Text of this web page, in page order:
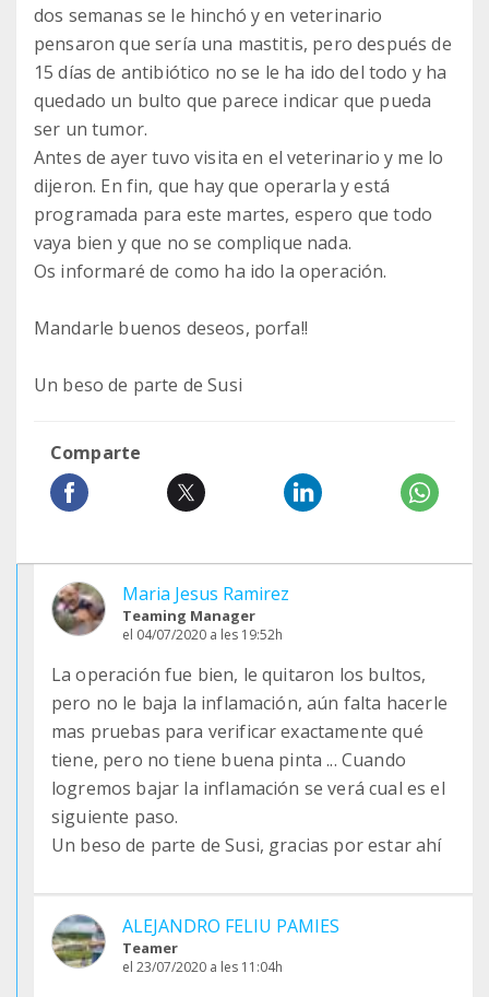
dos semanas se le hinchó y en veterinario
pensaron que sería una mastitis, pero después de
15 días de antibiótico no se le ha ido del todo y ha
quedado un bulto que parece indicar que pueda
ser un tumor.
Antes de ayer tuvo visita en el veterinario y me lo
dijeron. En fin, que hay que operarla y está
programada para este martes, espero que todo
vaya bien y que no se complique nada.
Os informaré de como ha ido la operación.
Mandarle buenos deseos, porfa!!
Un beso de parte de Susi
Comparte
Maria Jesus Ramirez
Teaming Manager
el 04/07/2020 a les 19:52h
La operación fue bien, le quitaron los bultos,
pero no le baja la inflamación, aún falta hacerle
mas pruebas para verificar exactamente qué
tiene, pero no tiene buena pinta ... Cuando
logremos bajar la inflamación se verá cual es el
siguiente paso.
Un beso de parte de Susi, gracias por estar ahí
ALEJANDRO FELIU PAMIES
Teamer
el 23/07/2020 a les 11:04h